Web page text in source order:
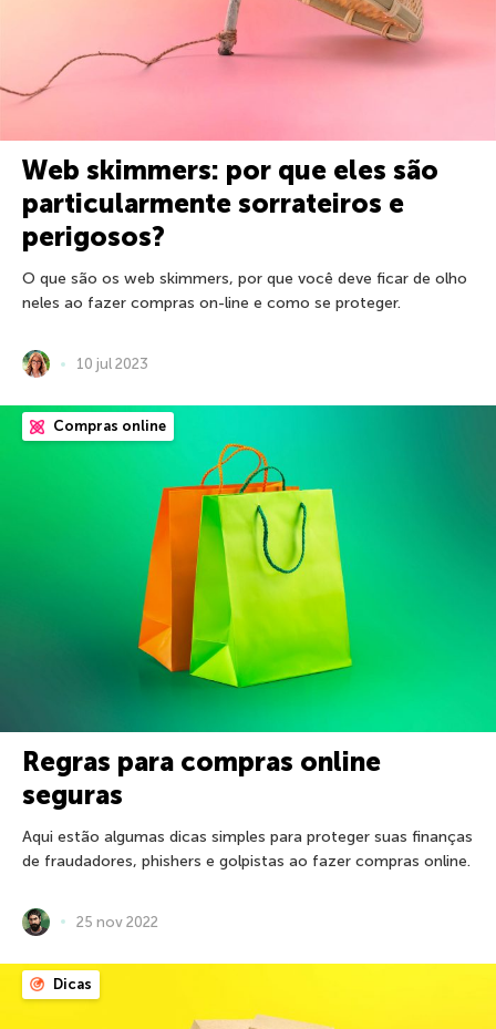
Web skimmers: por que eles são
particularmente sorrateiros e
perigosos?
O que são os web skimmers, por que você deve ficar de olho
neles ao fazer compras on-line e como se proteger.
10 jul 2023
Compras online
Regras para compras online
seguras
Aqui estão algumas dicas simples para proteger suas finanças
de fraudadores, phishers e golpistas ao fazer compras online.
25 nov 2022
Dicas